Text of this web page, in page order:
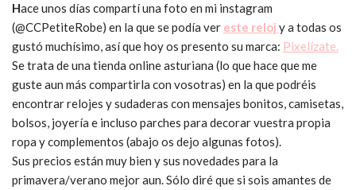
Hace unos días compartí una foto en mi instagram
(@CCPetiteRobe) en la que se podía ver este reloj y a todas os
gustó muchísimo, así que hoy os presento su marca: Pixelízate.
Se trata de una tienda online asturiana (lo que hace que me
guste aun más compartirla con vosotras) en la que podréis
encontrar relojes y sudaderas con mensajes bonitos, camisetas,
bolsos, joyería e incluso parches para decorar vuestra propia
ropa y complementos (abajo os dejo algunas fotos).
Sus precios están muy bien y sus novedades para la
primavera/verano mejor aun. Sólo diré que si sois amantes de